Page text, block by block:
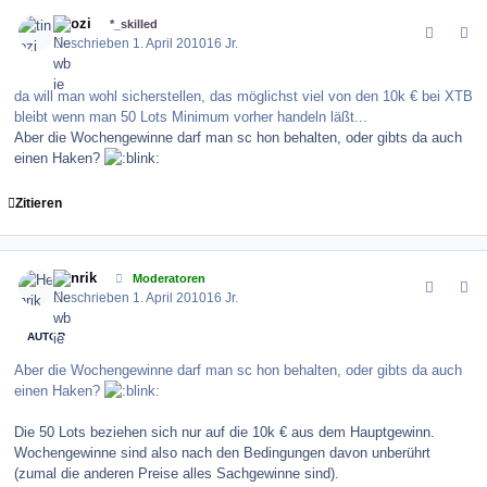
tinozi *_skilled
Geschrieben 1. April 201016 Jr.
da will man wohl sicherstellen, das möglichst viel von den 10k € bei XTB
bleibt wenn man 50 Lots Minimum vorher handeln läßt...
Aber die Wochengewinne darf man sc hon behalten, oder gibts da auch
einen Haken?
Zitieren
Henrik Moderatoren
Geschrieben 1. April 201016 Jr.
AUTOR
Aber die Wochengewinne darf man sc hon behalten, oder gibts da auch
einen Haken?
Die 50 Lots beziehen sich nur auf die 10k € aus dem Hauptgewinn.
Wochengewinne sind also nach den Bedingungen davon unberührt
(zumal die anderen Preise alles Sachgewinne sind).